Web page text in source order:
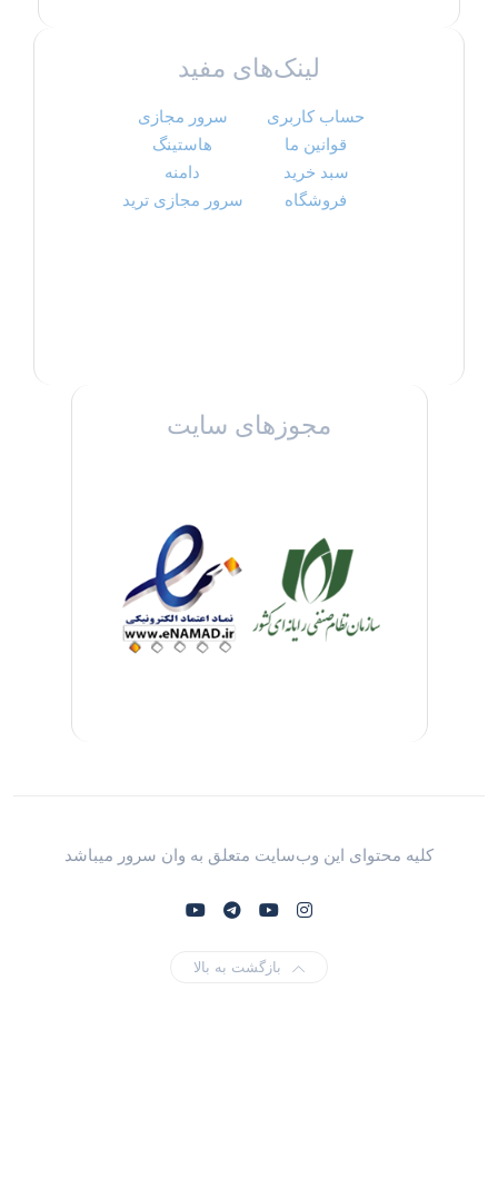
لینک‌های مفید
حساب کاربری
قوانین ما
سبد خرید
فروشگاه
سرور مجازی
هاستینگ
دامنه
سرور مجازی ترید
مجوزهای سایت
کلیه محتوای این وب‌سایت متعلق به وان سرور میباشد
بازگشت به بالا